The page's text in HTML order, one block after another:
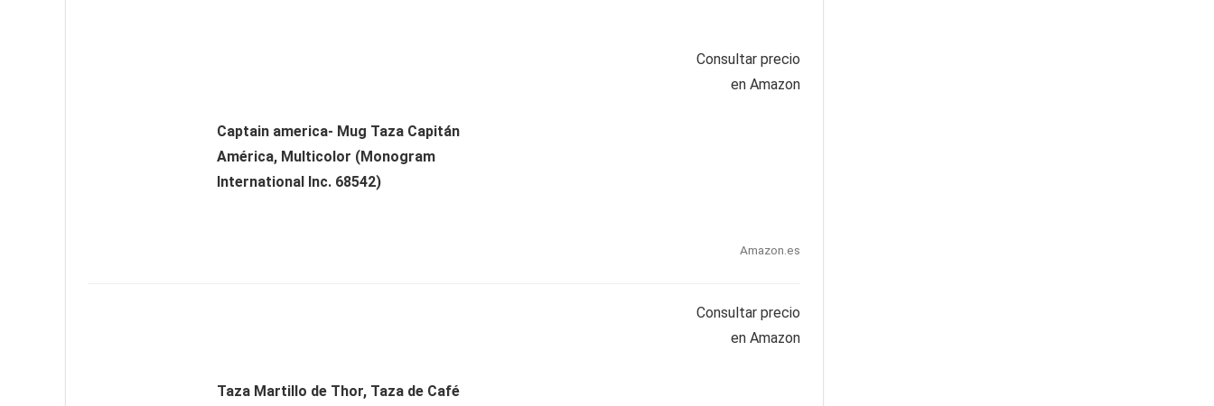
Captain america- Mug Taza Capitán
América, Multicolor (Monogram
International Inc. 68542)
Consultar precio
en Amazon
Amazon.es
Taza Martillo de Thor, Taza de Café
Consultar precio
en Amazon